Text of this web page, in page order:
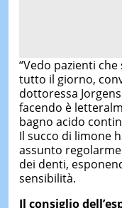
“Vedo pazienti
tutto il giorno,
dottoressa
facendo è
bagno acido
Il succo di limone
assunto
dei denti,
sensibilità.
Il consiglio